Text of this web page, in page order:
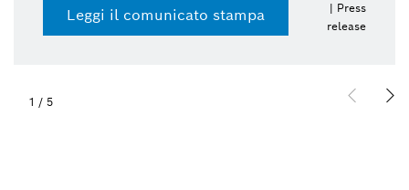
Leggi il comunicato stampa
| Press
release
1 / 5